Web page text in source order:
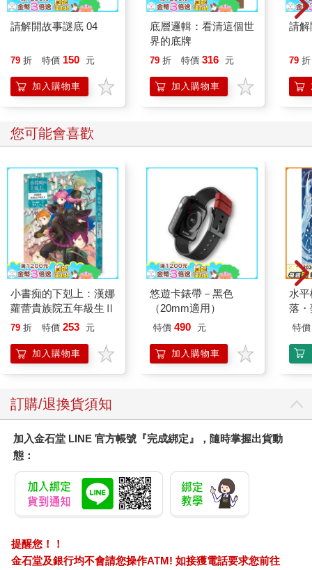
請解開故事謎底 04
79 折 特價 150 元
加入購物車
底層邏輯：看清這個世
界的底牌
79 折 特價 316 元
加入購物車
請解
79 折
您可能會喜歡
小書痴的下剋上：漢娜
蘿蕾貴族院五年級生Ⅱ
79 折 特價 253 元
加入購物車
悠遊卡錶帶－黑色
（20mm適用）
特價 490 元
加入購物車
水
落
特價
訂購/退換貨須知
加入金石堂 LINE 官方帳號『完成綁定』，隨時掌握出貨動
態：
提醒您！！
金石堂及銀行均不會請您操作ATM! 如接獲電話要求您前往